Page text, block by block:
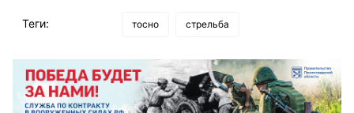
Теги: тосно стрельба